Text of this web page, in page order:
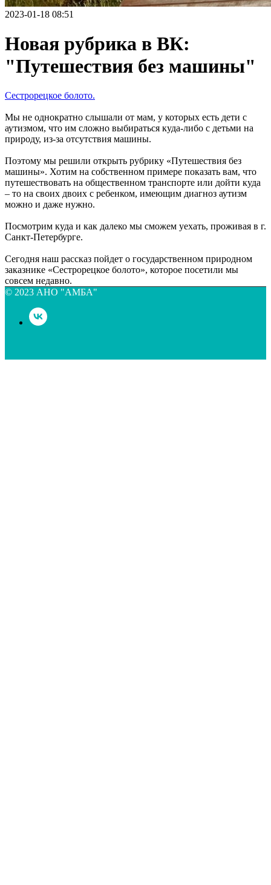
2023-01-18 08:51
Новая рубрика в ВК:
"Путешествия без машины"
Сестрорецкое болото.
Мы не однократно слышали от мам, у которых есть дети с
аутизмом, что им сложно выбираться куда-либо с детьми на
природу, из-за отсутствия машины.
Поэтому мы решили открыть рубрику «Путешествия без
машины». Хотим на собственном примере показать вам, что
путешествовать на общественном транспорте или дойти куда
– то на своих двоих с ребенком, имеющим диагноз аутизм
можно и даже нужно.
Посмотрим куда и как далеко мы сможем уехать, проживая в г.
Санкт-Петербурге.
Сегодня наш рассказ пойдет о государственном природном
заказнике «Сестрорецкое болото», которое посетили мы
совсем недавно.
© 2023 АНО "АМБА"